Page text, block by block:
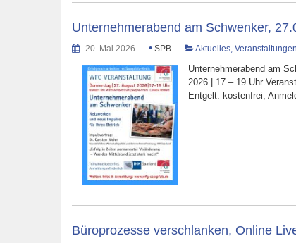
Unternehmerabend am Schwenker,
20. Mai 2026 • SPB Aktuelles, Veranstaltungen
Unternehmerabend am
2026 | 17 – 19 Uhr
Entgelt: kostenfrei,
Büroprozesse verschlanken, Online